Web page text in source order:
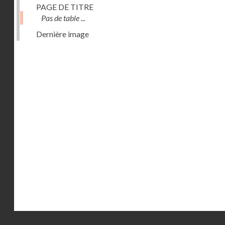
PAGE DE TITRE
Pas de table ...
Dernière image